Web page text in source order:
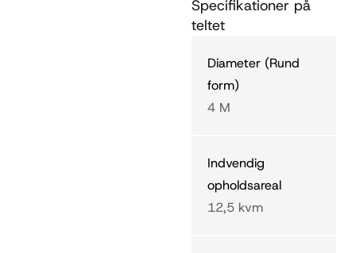
Specifikationer på
teltet
Diameter (Rund
form)
4 M
Indvendig
opholdsareal
12,5 kvm